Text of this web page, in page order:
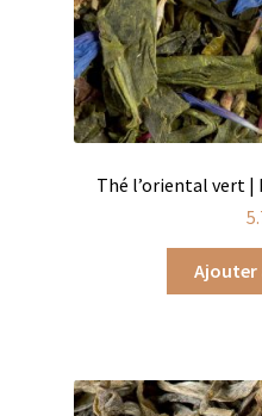
Coffrets épicés
Coffrets de
Coffrets aides
Coffrets apéritifs
Coffrets de
Thé l’oriental vert |
Ajouter